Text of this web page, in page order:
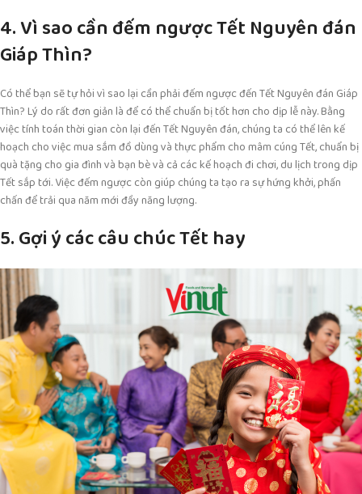
4. Vì sao cần đếm ngược Tết Nguyên đán
Giáp Thìn?
Có thể bạn sẽ tự hỏi vì sao lại cần phải đếm ngược đến Tết Nguyên đán Giáp
Thìn? Lý do rất đơn giản là để có thể chuẩn bị tốt hơn cho dịp lễ này. Bằng
việc tính toán thời gian còn lại đến Tết Nguyên đán, chúng ta có thể lên kế
hoạch cho việc mua sắm đồ dùng và thực phẩm cho mâm cúng Tết, chuẩn bị
quà tặng cho gia đình và bạn bè và cả các kế hoạch đi chơi, du lịch trong dịp
Tết sắp tới. Việc đếm ngược còn giúp chúng ta tạo ra sự hứng khởi, phấn
chấn để trải qua năm mới đầy năng lượng.
5. Gợi ý các câu chúc Tết hay